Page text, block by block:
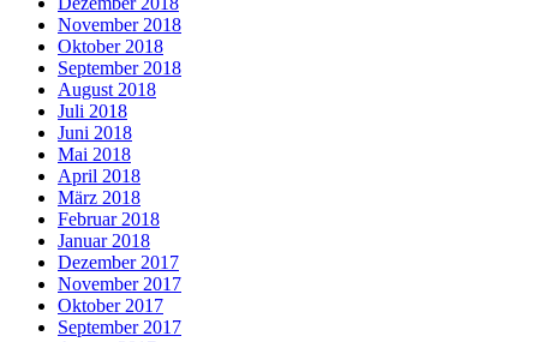
November 2018
Oktober 2018
September 2018
August 2018
Juli 2018
Juni 2018
Mai 2018
April 2018
März 2018
Februar 2018
Januar 2018
Dezember 2017
November 2017
Oktober 2017
September 2017